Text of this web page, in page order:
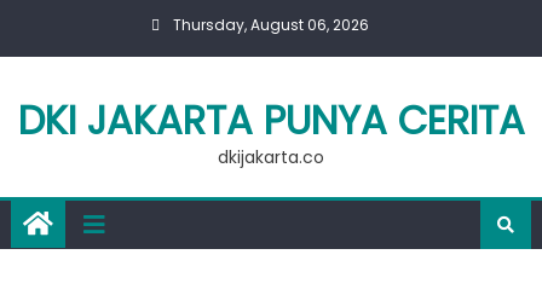
Thursday, August 06, 2026
DKI JAKARTA PUNYA CERITA
dkijakarta.co